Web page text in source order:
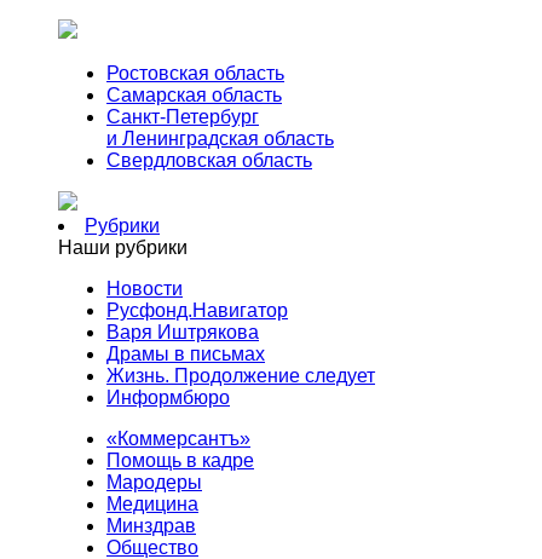
Ростовская область
Самарская область
Санкт-Петербург
и Ленинградская область
Свердловская область
Рубрики
Наши рубрики
Новости
Русфонд.Навигатор
Варя Иштрякова
Драмы в письмах
Жизнь. Продолжение следует
Информбюро
«Коммерсантъ»
Помощь в кадре
Мародеры
Медицина
Минздрав
Общество